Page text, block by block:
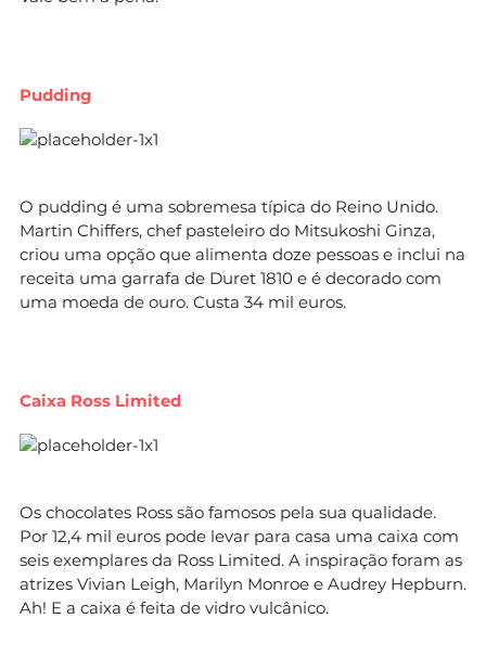
Pudding
O pudding é uma sobremesa típica do Reino Unido.
Martin Chiffers, chef pasteleiro do Mitsukoshi Ginza,
criou uma opção que alimenta doze pessoas e inclui na
receita uma garrafa de Duret 1810 e é decorado com
uma moeda de ouro. Custa 34 mil euros.
Caixa Ross Limited
Os chocolates Ross são famosos pela sua qualidade.
Por 12,4 mil euros pode levar para casa uma caixa com
seis exemplares da Ross Limited. A inspiração foram as
atrizes Vivian Leigh, Marilyn Monroe e Audrey Hepburn.
Ah! E a caixa é feita de vidro vulcânico.